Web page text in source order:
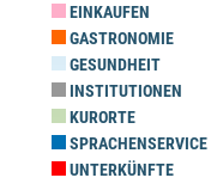
EINKAUFEN
GASTRONOMIE
GESUNDHEIT
INSTITUTIONEN
KURORTE
SPRACHENSERVICE
UNTERKÜNFTE